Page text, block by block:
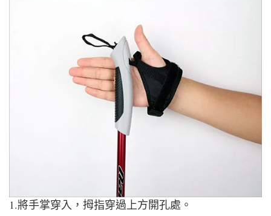
1.將手掌穿入，拇指穿過上方開孔處。